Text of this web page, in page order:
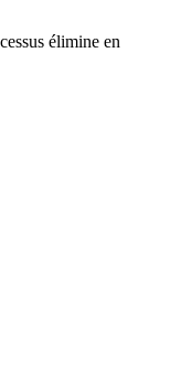
élimine en